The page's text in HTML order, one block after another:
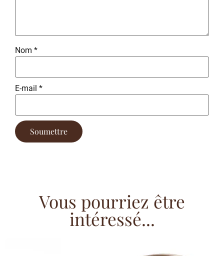
Nom *
E-mail *
Vous pourriez être
intéressé...